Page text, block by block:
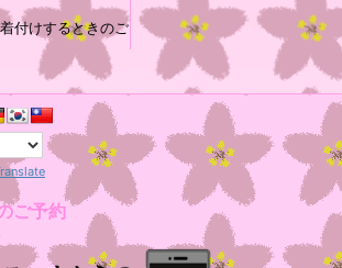
付け小物の収納方
法♪
付けするときのご
参考
ご予約